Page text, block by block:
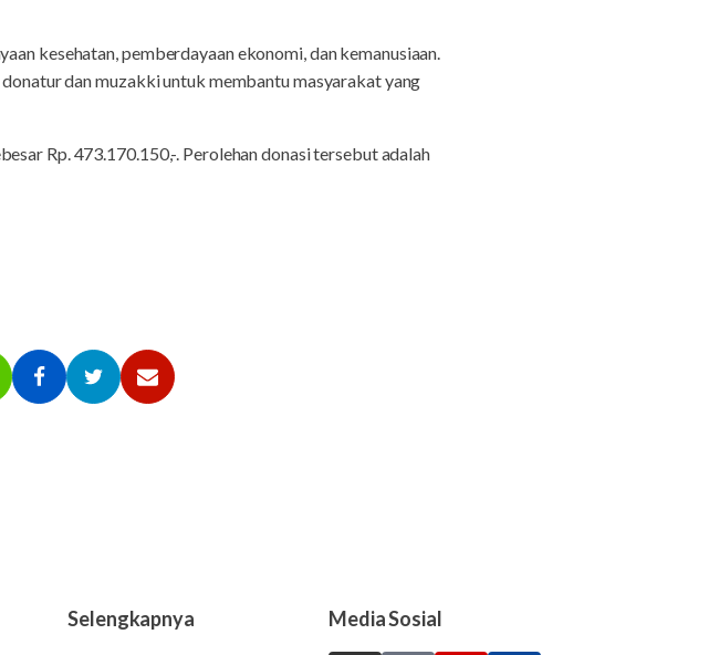
kesehatan, pemberdayaan ekonomi, dan kemanusiaan.
dan muzakki untuk membantu masyarakat yang
Rp. 473.170.150,-. Perolehan donasi tersebut adalah
Selengkapnya Media Sosial